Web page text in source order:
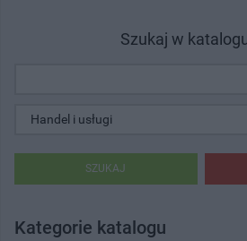
Szukaj w
SZUKAJ
Kategorie katalogu